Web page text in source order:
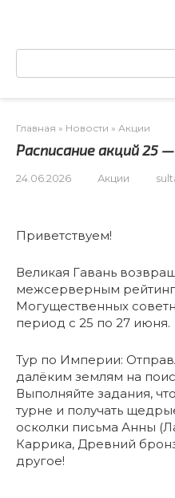
Поиск:
Главная » Новости » Акции
Расписание акций 25
24.06.2026 Акции
Приветствуем!
Великая Гавань
межсерверным
Могущественных
период с 25 по 27 июня.
Тур по Империи:
далёким землям на
Выполняйте задания,
турне и получать
осколки письма Анны
Каррика, Древний
другое!